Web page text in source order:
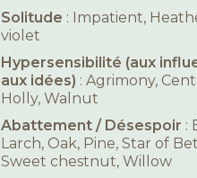
Solitude : Impatient,
violet
Hypersensibilité (aux
aux idées) : Agrimony,
Holly, Walnut
Abattement / Désespoir :
Larch, Oak, Pine, Star of
Sweet chestnut, Willow